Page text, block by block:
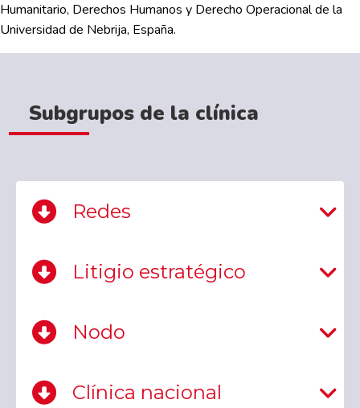
Humanitario, Derechos Humanos y Derecho Operacional de la
Universidad de Nebrija, España.
Subgrupos de la clínica
Redes
Litigio estratégico
Nodo
Clínica nacional